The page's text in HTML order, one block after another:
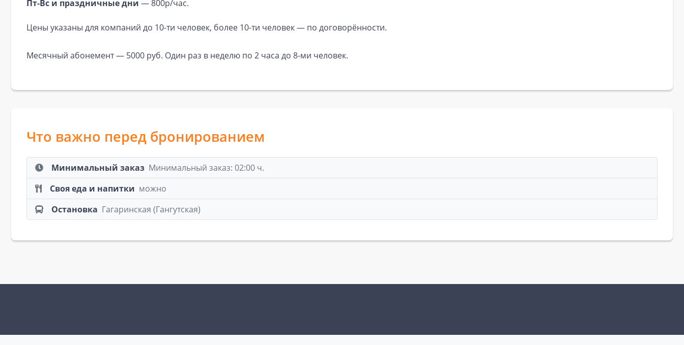
Пт-Вс и праздничные дни — 800р/час.
Цены указаны для компаний до 10-ти человек, более 10-ти человек — по договорённости.
Месячный абонемент — 5000 руб. Один раз в неделю по 2 часа до 8-ми человек.
Что важно перед бронированием
Минимальный заказ Минимальный заказ: 02:00 ч.
Своя еда и напитки можно
Остановка Гагаринская (Гангутская)